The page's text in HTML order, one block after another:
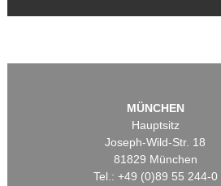
MÜNCHEN
Hauptsitz
Joseph-Wild-Str. 18
81829 München
Tel.: +49 (0)89 55 244-0